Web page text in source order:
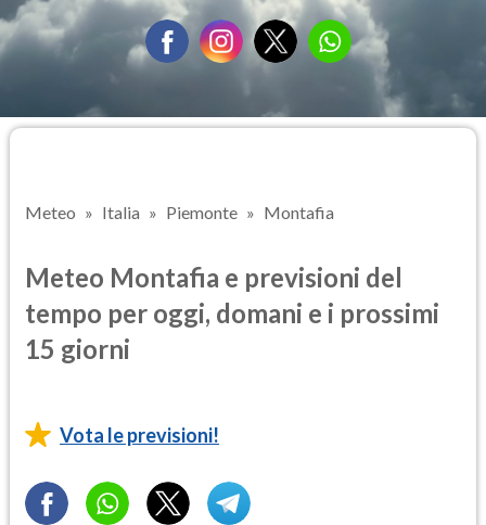
Meteo Italia Piemonte Montafia
Meteo Montafia e previsioni del
tempo per oggi, domani e i prossimi
15 giorni
Vota le previsioni!